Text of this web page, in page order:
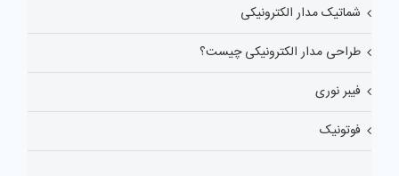
شماتیک مدار الکترونیکی
طراحی مدار الکترونیکی چیست؟
فیبر نوری
فوتونیک